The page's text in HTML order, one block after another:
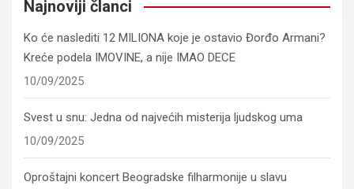
Najnoviji članci
Ko će naslediti 12 MILIONA koje je ostavio Đorđo Armani?
Kreće podela IMOVINE, a nije IMAO DECE
10/09/2025
Svest u snu: Jedna od najvećih misterija ljudskog uma
10/09/2025
Oproštajni koncert Beogradske filharmonije u slavu